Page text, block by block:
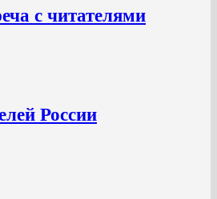
с читателями
России